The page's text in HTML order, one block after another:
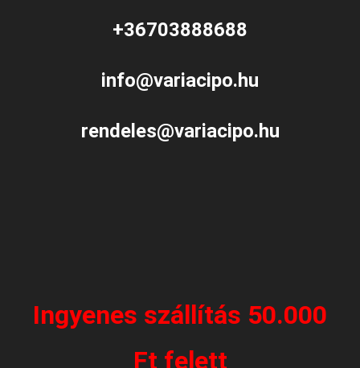
+36703888688
info@variacipo.hu
rendeles@variacipo.hu
Ingyenes szállítás 50.000
Ft felett